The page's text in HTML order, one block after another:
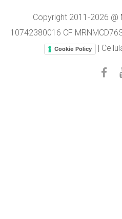
Copyright 2011-2026 @
10742380016 CF
Cookie Policy |